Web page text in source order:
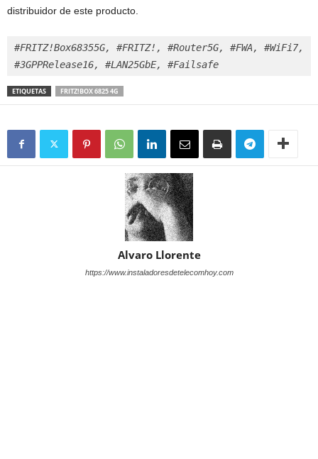
distribuidor de este producto.
#FRITZ!Box68355G, #FRITZ!, #Router5G, #FWA, #WiFi7,
#3GPPRelease16, #LAN25GbE, #Failsafe
ETIQUETAS FRITZ!BOX 6825 4G
Alvaro Llorente
https://www.instaladoresdetelecomhoy.com